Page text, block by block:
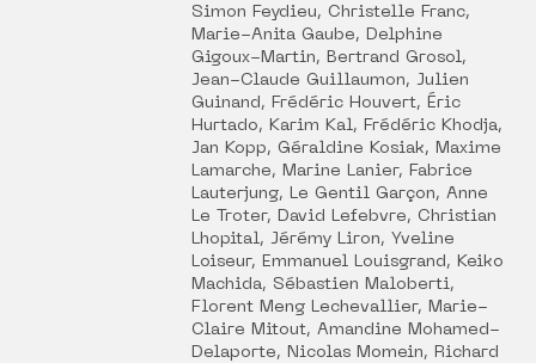
Simon Feydieu, Christelle Franc,
Marie-Anita Gaube, Delphine
Gigoux-Martin, Bertrand Grosol,
Jean-Claude Guillaumon, Julien
Guinand, Frédéric Houvert, Éric
Hurtado, Karim Kal, Frédéric Khodja,
Jan Kopp, Géraldine Kosiak, Maxime
Lamarche, Marine Lanier, Fabrice
Lauterjung, Le Gentil Garçon, Anne
Le Troter, David Lefebvre, Christian
Lhopital, Jérémy Liron, Yveline
Loiseur, Emmanuel Louisgrand, Keiko
Machida, Sébastien Maloberti,
Florent Meng Lechevallier, Marie-
Claire Mitout, Amandine Mohamed-
Delaporte, Nicolas Momein, Richard